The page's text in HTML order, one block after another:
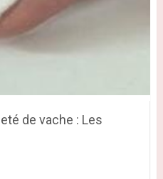
de vache : Les